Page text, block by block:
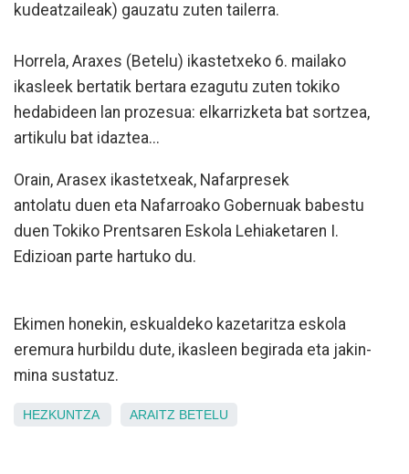
kudeatzaileak) gauzatu zuten tailerra.
Horrela, Araxes (Betelu) ikastetxeko 6. mailako
ikasleek bertatik bertara ezagutu zuten tokiko
hedabideen lan prozesua: elkarrizketa bat sortzea,
artikulu bat idaztea...
Orain, Arasex ikastetxeak, Nafarpresek
antolatu duen eta Nafarroako Gobernuak babestu
duen Tokiko Prentsaren Eskola Lehiaketaren I.
Edizioan parte hartuko du.
Ekimen honekin, eskualdeko kazetaritza eskola
eremura hurbildu dute, ikasleen begirada eta jakin-
mina sustatuz.
HEZKUNTZA ARAITZ BETELU